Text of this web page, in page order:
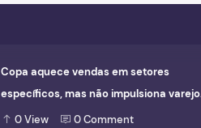
Copa aquece vendas em setores
específicos, mas não impulsiona varejo
de forma geral
0View 0Comment